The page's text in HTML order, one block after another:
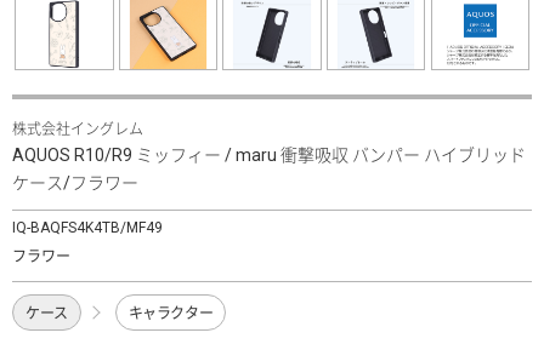
株式会社イングレム
AQUOS R10/R9 ミッフィー / maru 衝撃吸収 バンパー ハイブリッド
ケース/フラワー
IQ-BAQFS4K4TB/MF49
フラワー
ケース キャラクター